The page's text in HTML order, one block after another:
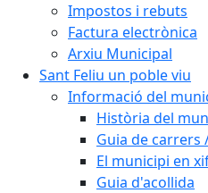
Impostos i rebuts
Factura electrònica
Arxiu Municipal
Sant Feliu un poble viu
Informació del
Història del
Guia de carrers
El municipi en
Guia d'acollida